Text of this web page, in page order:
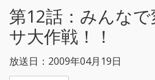
第12話： みんな
サ大作戦！！
放送日：2009年04月19日